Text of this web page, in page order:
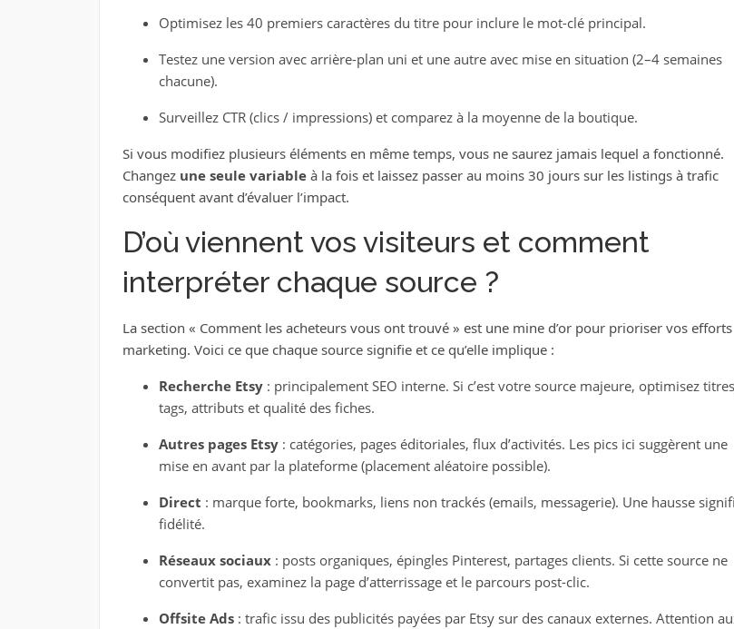
Optimisez les 40 premiers caractères du titre pour inclure le mot-clé principal.
Testez une version avec arrière-plan uni et une autre avec mise en situation (2–4 semaines
chacune).
Surveillez CTR (clics / impressions) et comparez à la moyenne de la boutique.
Si vous modifiez plusieurs éléments en même temps, vous ne saurez jamais lequel a fonctionné.
Changez une seule variableà la fois et laissez passer au moins 30 jours sur les listings à trafic
conséquent avant d’évaluer l’impact.
D’où viennent vos visiteurs et comment
interpréter chaque source ?
La section « Comment les acheteurs vous ont trouvé » est une mine d’or pour prioriser vos efforts
marketing. Voici ce que chaque source signifie et ce qu’elle implique :
Recherche Etsy: principalement SEO interne. Si c’est votre source majeure, optimisez
tags, attributs et qualité des fiches.
Autres pages Etsy: catégories, pages éditoriales, flux d’activités. Les pics ici suggèrent une
mise en avant par la plateforme (placement aléatoire possible).
Direct : marque forte, bookmarks, liens non trackés (emails, messagerie). Une hausse
fidélité.
Réseaux sociaux: posts organiques, épingles Pinterest, partages clients. Si cette source ne
convertit pas, examinez la page d’atterrissage et le parcours post-clic.
Offsite Ads: trafic issu des publicités payées par Etsy sur des canaux externes. Attention